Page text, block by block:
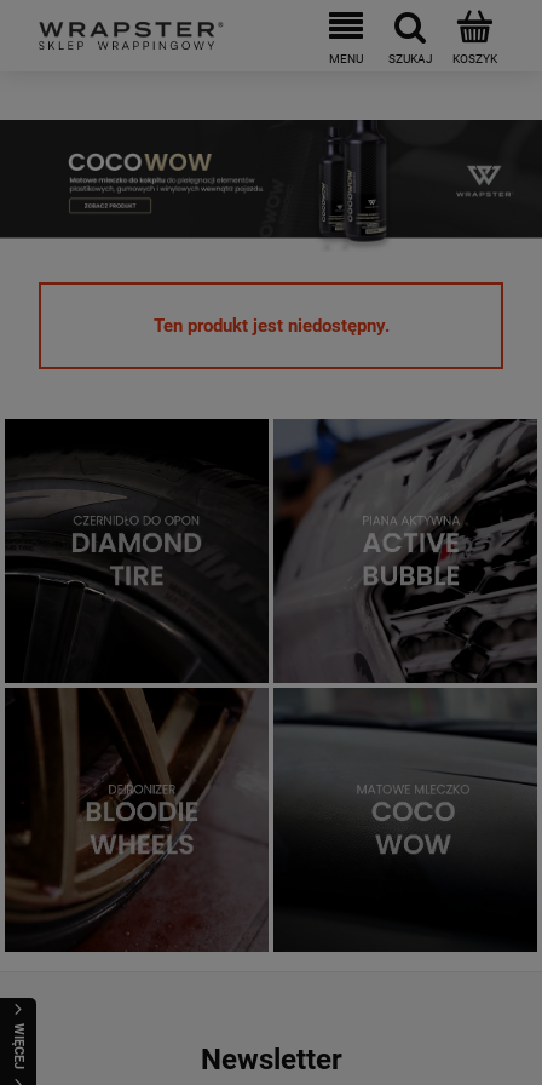
WIĘCEJ
Ten produkt jest niedostępny.
Active Bubble
ZOBACZ PRODUKT
Bloodie Wheels
ZOBACZ PRODUKT
Coco Wow
ZOBACZ PRODUKT
Newsletter